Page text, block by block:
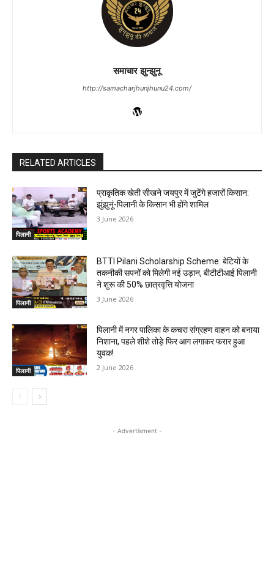
समाचार झुन्झुनू
http://samacharjhunjhunu24.com/
RELATED ARTICLES
पिलानी
प्राकृतिक खेती सीखने जयपुर में जुटेंगे हजारों किसान:
झुंझुनूं-पिलानी के किसान भी होंगे शामिल
3 June 2026
पिलानी
BTTI Pilani Scholarship Scheme: बेटियों के
तकनीकी सपनों को मिलेगी नई उड़ान, बीटीटीआई पिलानी
ने शुरू की 50% छात्रवृत्ति योजना
3 June 2026
पिलानी
पिलानी में नगर पालिका के कचरा संग्रहण वाहन को बनाया
निशाना, पहले शीशे तोड़े फिर आग लगाकर फरार हुआ
युवक!
2 June 2026
- Advertisment -